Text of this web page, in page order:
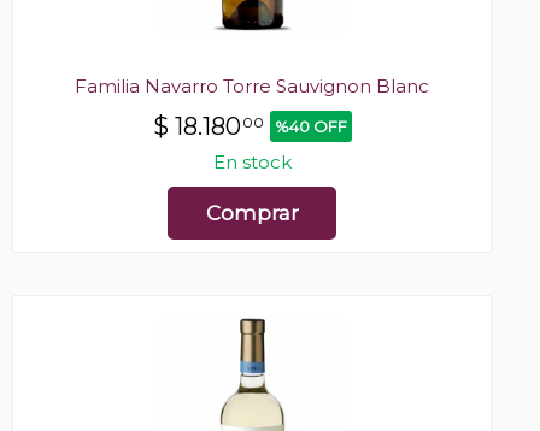
Familia Navarro Torre Sauvignon Blanc
$ 18.18000 %40 OFF
En stock
Comprar